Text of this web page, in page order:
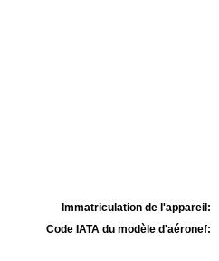
Immatriculation de l'appareil:
Code IATA du modèle d'aéronef: